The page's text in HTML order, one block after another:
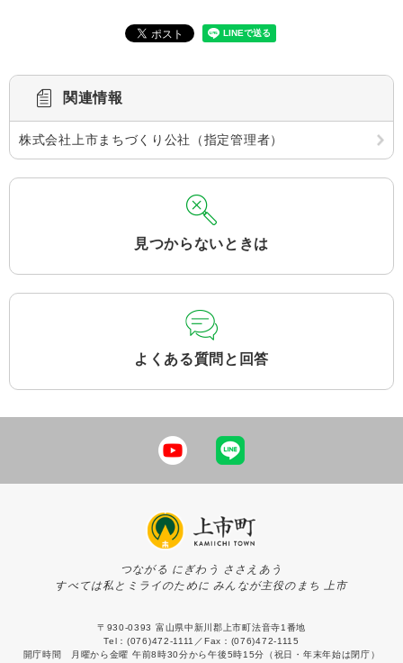
関連情報
株式会社上市まちづくり公社（指定管理者）
見つからないときは
よくある質問と回答
つながる にぎわう ささえあう
すべては私とミライのために みんなが主役のまち 上市
〒930-0393 富山県中新川郡上市町法音寺1番地
Tel：(076)472-1111／Fax：(076)472-1115
開庁時間 月曜から金曜 午前8時30分から午後5時15分（祝日・年末年始は閉庁）